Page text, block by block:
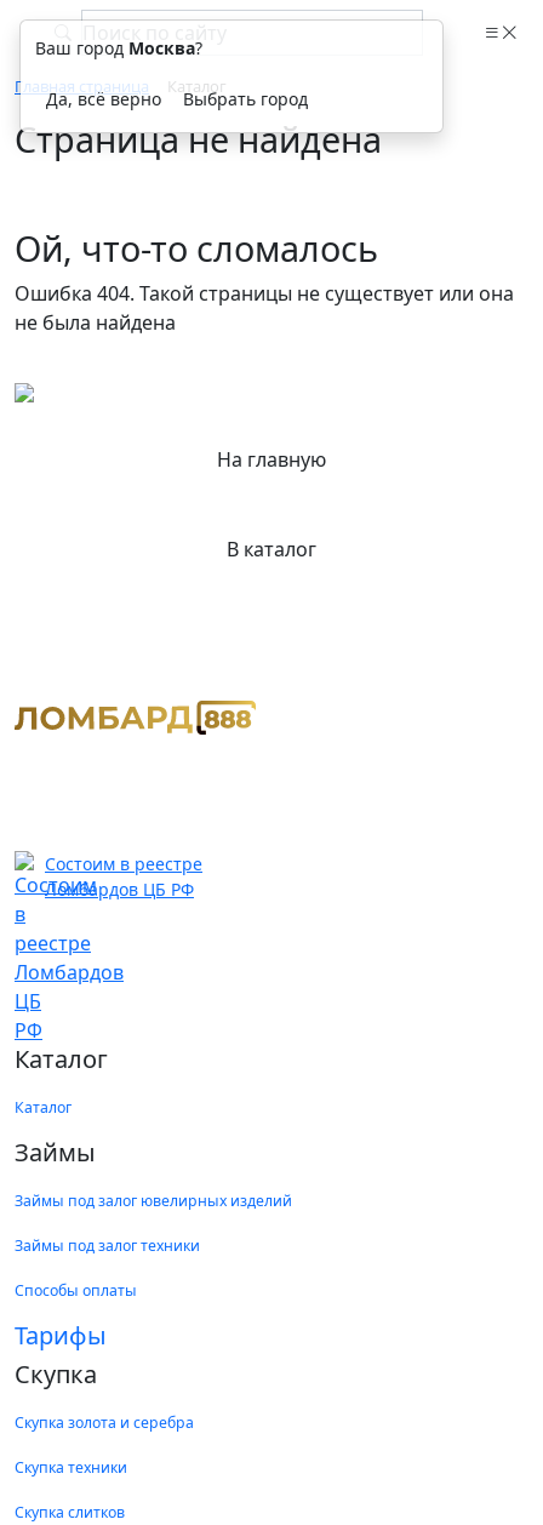
Главная страница Каталог
Страница не найдена
Ой, что-то сломалось
Ошибка 404. Такой страницы не существует или она
не была найдена
На главную
В каталог
Состоим в реестре
Ломбардов ЦБ РФ
Каталог
Каталог
Займы
Займы под залог ювелирных изделий
Займы под залог техники
Способы оплаты
Тарифы
Скупка
Скупка золота и серебра
Скупка техники
Скупка слитков
Ваш город Москва?
Да, всё верно Выбрать город